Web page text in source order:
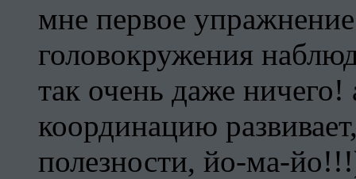
мне первое
головокружения
так очень даже
координацию
полезности, йо-ма-